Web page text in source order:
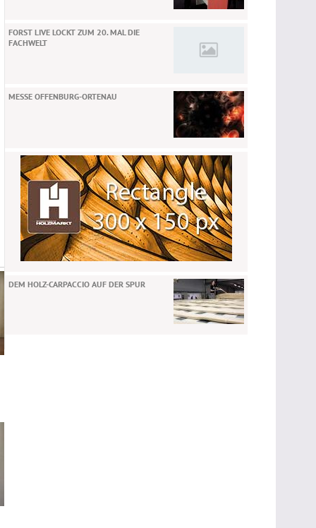
FORST LIVE LOCKT ZUM 20. MAL DIE
FACHWELT
MESSE OFFENBURG-ORTENAU
DEM HOLZ-CARPACCIO AUF DER SPUR